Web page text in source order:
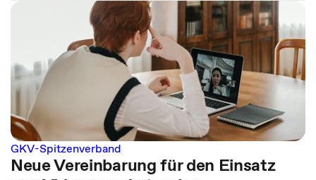
GKV-Spitzenverband
Neue Vereinbarung für den Einsatz